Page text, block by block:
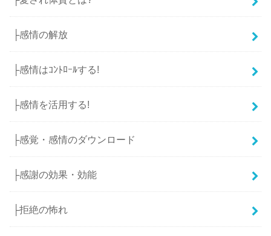
├感情の解放
├感情はｺﾝﾄﾛｰﾙする!
├感情を活用する!
├感覚・感情のダウンロード
├感謝の効果・効能
├拒絶の怖れ